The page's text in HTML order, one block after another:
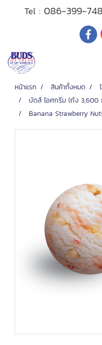
Tel : 086-399-
หน้าแรก สินค้าทั้งหมด
บัดส์ ไอศกรีม (ถัง 3,600
Banana Strawberry